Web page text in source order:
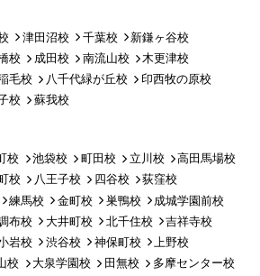
津田沼校 千葉校
新鎌ヶ谷校
校 成田校 南流山校
木更津校
毛校 八千代緑が丘校
印西牧の原校
校 蘇我校
校 池袋校 町田校 立川校
高田馬場校
校 八王子校 四谷校
荻窪校
練馬校 金町校 巣鴨校
成城学園前校
布校 大井町校 北千住校
吉祥寺校
岩校 渋谷校 神保町校
上野校
校 大泉学園校 田無校
多摩センター校